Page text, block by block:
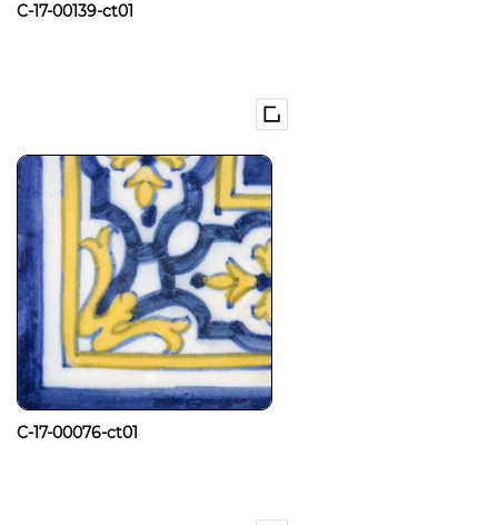
C-17-00139-ct01
C-17-00076-ct01